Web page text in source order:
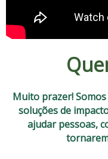
Muito prazer! Somos
soluções de
ajudar pessoas,